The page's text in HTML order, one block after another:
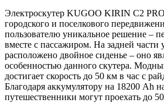
Электроcкутер KUGOO KIRIN C2
городского и поселкового
пользователю уникальное решение –
вместе с пассажиром. На задней части
расположено двойное сиденье – оно
особенностью данного скутера.
достигает скорость до 50 км в час с
Благодаря аккумулятору на 18200 Ah
путешественники могут проехать до